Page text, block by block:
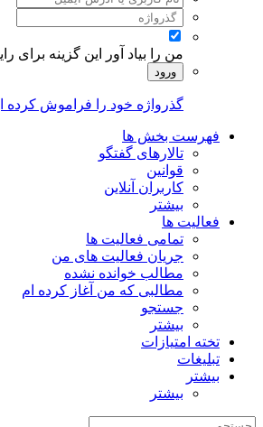
من را بیاد آور این گزینه برای
ورود
گذرواژه خود را فراموش کرده
فهرست بخش ها
تالارهای گفتگو
قوانین
کاربران آنلاین
بیشتر
فعالیت ها
تمامی فعالیت ها
جریان فعالیت های من
مطالب خوانده نشده
مطالبی که من آغاز کرده ام
جستجو
بیشتر
تخته امتیازات
تبلیغات
بیشتر
بیشتر